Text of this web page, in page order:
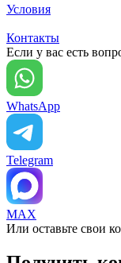
Условия
Контакты
Если у вас есть
WhatsApp
Telegram
MAX
Или оставьте свои